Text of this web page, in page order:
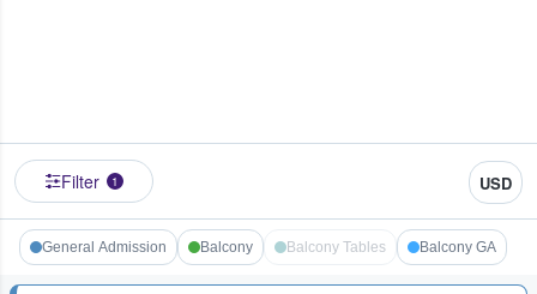
Filter 1 USD
General Admission Balcony Balcony Tables Balcony GA